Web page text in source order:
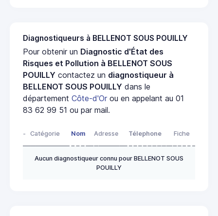
Diagnostiqueurs à BELLENOT SOUS POUILLY
Pour obtenir un Diagnostic d'État des
Risques et Pollution à BELLENOT SOUS
POUILLY contactez un diagnostiqueur à
BELLENOT SOUS POUILLY dans le
département Côte-d'Or ou en appelant au 01
83 62 99 51 ou par mail.
- Catégorie Nom Adresse Télephone Fiche
Aucun diagnostiqueur connu pour BELLENOT SOUS
POUILLY